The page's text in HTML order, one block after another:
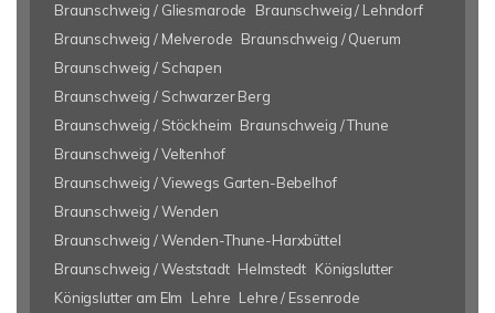
Braunschweig / Gliesmarode
Braunschweig / Lehndorf
Braunschweig / Melverode Braunschweig / Querum
Braunschweig / Schapen
Braunschweig / Schwarzer Berg
Braunschweig / Stöckheim Braunschweig / Thune
Braunschweig / Veltenhof
Braunschweig / Viewegs Garten-Bebelhof
Braunschweig / Wenden
Braunschweig / Wenden-Thune-Harxbüttel
Braunschweig / Weststadt Helmstedt Königslutter
Königslutter am Elm
Lehre Lehre / Essenrode